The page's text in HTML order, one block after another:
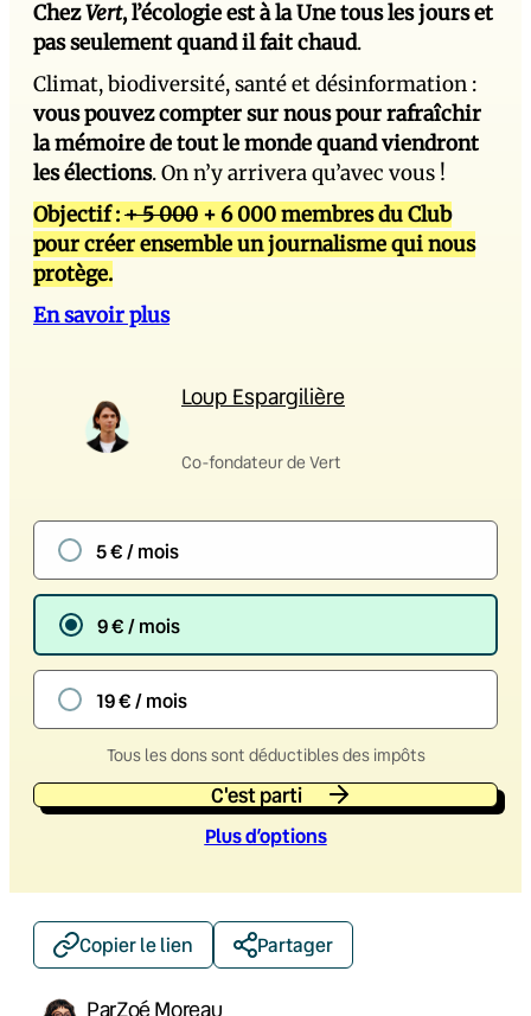
ChezVert, l’écologie est à la Une tous les jours et
pas seulement quand il fait chaud.
Climat, biodiversité, santé et désinformation :
vous pouvez compter sur nous pour rafraîchir
la mémoire de tout le monde quand viendront
les élections. On n’y arrivera qu’avec vous !
Objectif :+ 5 000 + 6 000 membres du Club
pour créer ensemble un journalisme qui nous
protège.
En savoir plus
Loup Espargilière
Co-fondateur de Vert
5 € / mois
9 € / mois
19 € / mois
Tous les dons sont déductibles des impôts
C'est parti
Plus d’options
Copier le lien Partager
ParZoé Moreau